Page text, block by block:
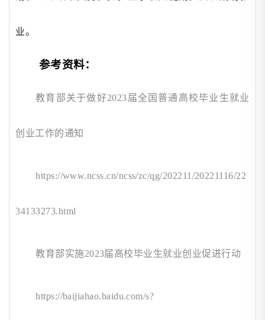
业。
参考资料：
教育部关于做好2023届全国普通高校毕业生就业
创业工作的通知
https://www.ncss.cn/ncss/zc/qg/202211/20221116/22
34133273.html
教育部实施2023届高校毕业生就业创业促进行动
https://baijiahao.baidu.com/s?